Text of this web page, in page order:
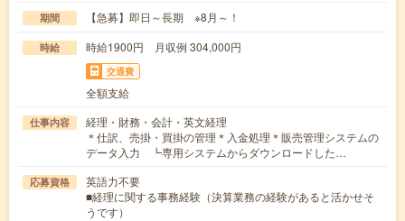
期間 【急募】即日～長期 ※8月～！
時給 時給1900円 月収例 304,000円
交通費
全額支給
仕事内容
経理・財務・会計・英文経理
＊仕訳、売掛・買掛の管理＊入金処理＊販売管理システムの
データ入力 ┗専用システムからダウンロードした…
応募資格
英語力不要
■経理に関する事務経験（決算業務の経験があると活かせそ
うです）